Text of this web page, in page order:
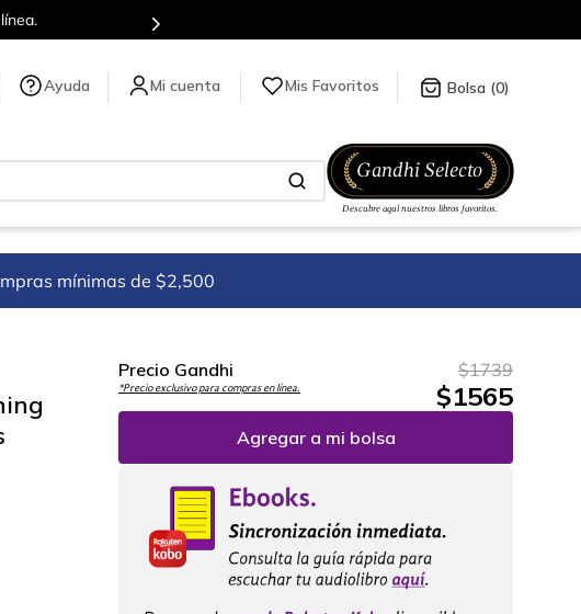
Ayuda Mis Favoritos 0
mínimas de $2,500
Precio Gandhi
*Precio exclusivo para compras en línea.
$1739
$1565
Agregar a mi bolsa